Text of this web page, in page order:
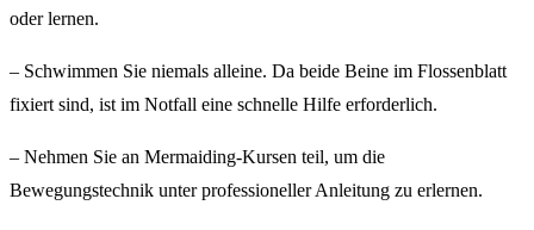
oder lernen.
– Schwimmen Sie niemals alleine. Da beide Beine im Flossenblatt
fixiert sind, ist im Notfall eine schnelle Hilfe erforderlich.
– Nehmen Sie an Mermaiding-Kursen teil, um die
Bewegungstechnik unter professioneller Anleitung zu erlernen.